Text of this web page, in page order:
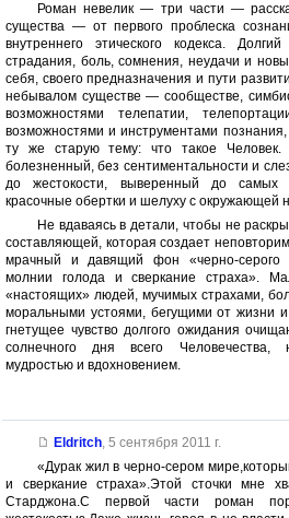
Роман невелик — три части —
существа — от первого проблеска
внутреннего этического кодекса.
страдания, боль, сомнения, неудачи и
себя, своего предназначения и пути
небывалом существе — сообществе,
возможностями телепатии,
возможностями и инструментами
ту же старую тему: что такое Человек.
болезненный, без сентиментальности и
до жестокости, выверенный до самых
красочные обертки и шелуху с окружающей
Не вдаваясь в детали, чтобы не
составляющей, которая создает
мрачный и давящий фон «черно-серого
молнии голода и сверкание страха».
«настоящих» людей, мучимых страхами,
моральными устоями, бегущими от жизни
гнетущее чувство долгого ожидания
солнечного дня всего Человечества,
мудростью и вдохновением.
Eldritch, 5 сентября 2011 г.
«Дурак жил в черно-сером
и сверкание страха».Этой сточки мне
Старджона.С первой части роман